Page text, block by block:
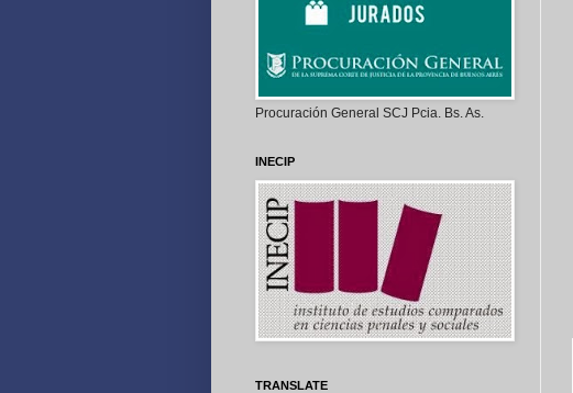
Procuración General SCJ Pcia. Bs. As.
INECIP
TRANSLATE